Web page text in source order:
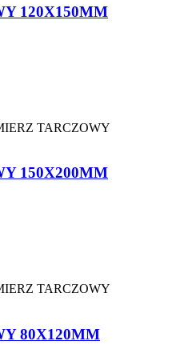
120X150MM
150X200MM
80X120MM